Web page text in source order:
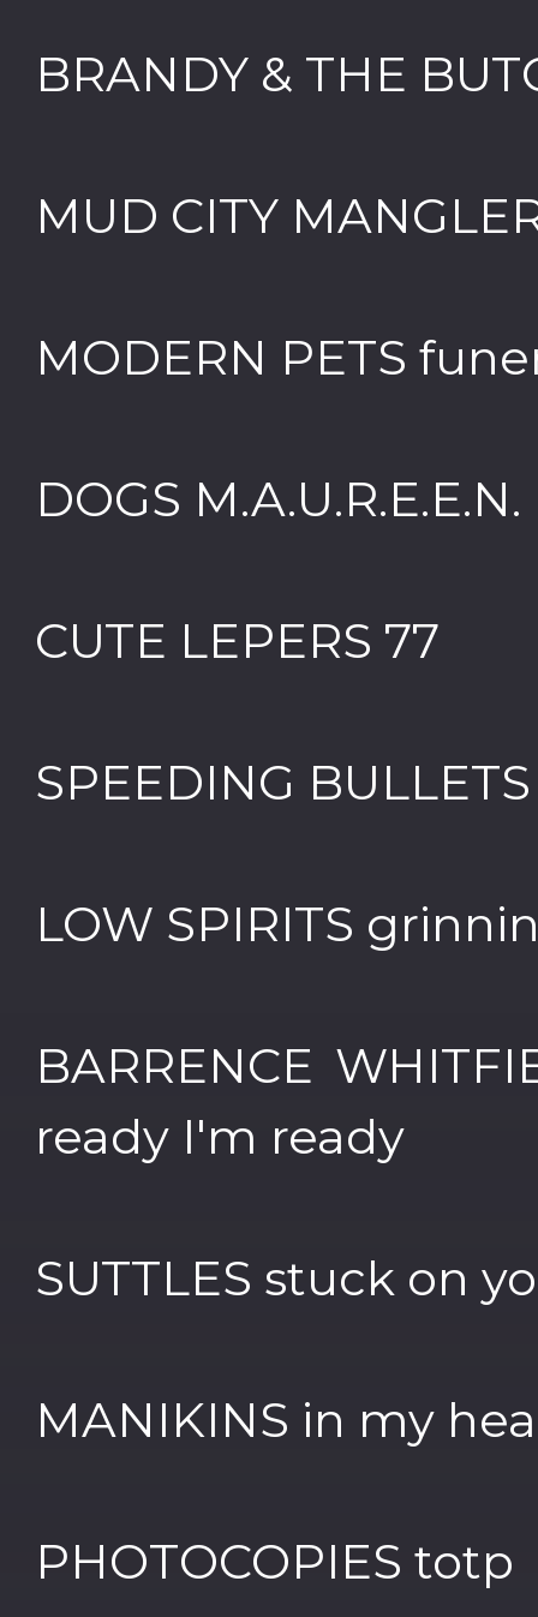
BRANDY & THE
MUD CITY
MODERN PETS
DOGS M.A.U.R.E.E.N.
CUTE LEPERS 77
SPEEDING
LOW SPIRITS
BARRENCE
ready I'm ready
SUTTLES stuck on
MANIKINS in my
PHOTOCOPIES totp